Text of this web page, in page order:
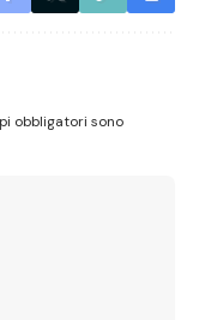
obbligatori sono